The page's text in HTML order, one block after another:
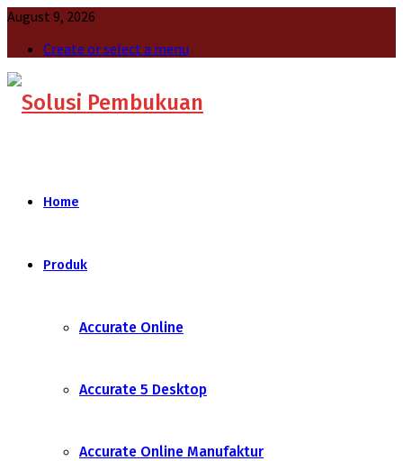
August 9, 2026
Create or select a menu
Home
Produk
Accurate Online
Accurate 5 Desktop
Accurate Online Manufaktur